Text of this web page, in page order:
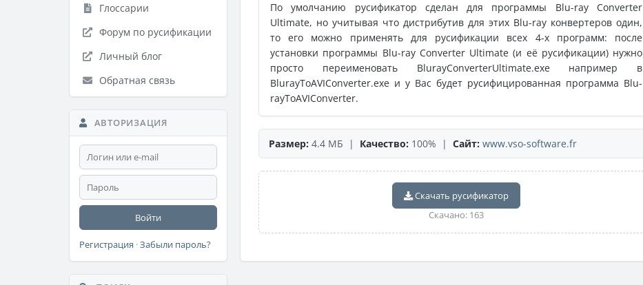
Глоссарии
Форум по русификации
Личный блог
Обратная связь
АВТОРИЗАЦИЯ
Войти
Регистрация ·Забыли пароль?
По умолчанию русификатор сделан для программы Blu-ray Converter
Ultimate, но учитывая что дистрибутив для этих Blu-ray конвертеров один,
то его можно применять для русификации всех 4-х программ: после
установки программы Blu-ray Converter Ultimate (и её русификации) нужно
просто переименовать BlurayConverterUltimate.exe например в
BlurayToAVIConverter.exe и у Вас будет русифицированная программа Blu-
rayToAVIConverter.
Размер: 4.4 МБ | Качество: 100% | Сайт: www.vso-software.fr
Скачать русификатор
Скачано: 163